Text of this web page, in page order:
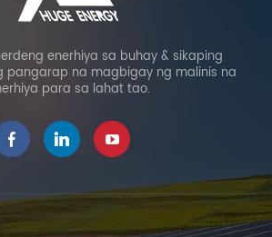
enerhiya sa buhay & sikaping
pangarap na magbigay ng malinis na
para sa lahat tao.